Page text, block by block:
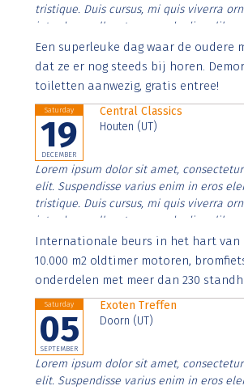
tristique. Duis cursus, mi quis viverra
interdum nulla, ut commodo diam
Aenean faucibus nibh et justo cursus id
imperdiet. Nunc ut sem vitae risus
Een superleuke dag waar de oudere
dat ze er nog steeds bij horen.
toiletten aanwezig, gratis entree!
Saturday
19
DECEMBER
Central Classics
Houten (UT)
Lorem ipsum dolor sit amet,
elit. Suspendisse varius enim in eros
tristique. Duis cursus, mi quis viverra
interdum nulla, ut commodo diam
Aenean faucibus nibh et justo cursus id
imperdiet. Nunc ut sem vitae risus
Internationale beurs in het hart van
10.000 m2 oldtimer motoren,
onderdelen met meer dan 230
Saturday
05
SEPTEMBER
Exoten Treffen
Doorn (UT)
Lorem ipsum dolor sit amet,
elit. Suspendisse varius enim in eros